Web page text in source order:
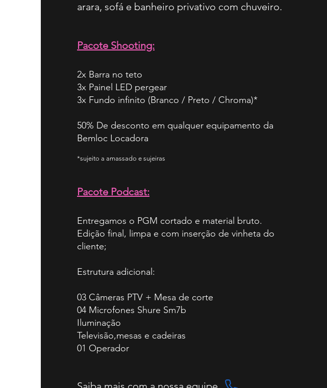
arara, sofá e banheiro privativo com chuveiro.
Pacote Shooting:
2x Barra no teto
3x Painel LED pergear
3x Fundo infinito (Branco / Preto / Chroma)*
50% De desconto em qualquer equipamento da
Bemloc Locadora
*sujeito a amassado e sujeiras
Pacote Podcast:
Entregamos o PGM cortado e material bruto.
Edição final, limpa e com inserção de vinheta do
cliente;
Estrutura adicional:
03 Câmeras PTV + Mesa de corte
04 Microfones Shure Sm7b
Iluminação
Televisão,mesas e cadeiras
01 Operador